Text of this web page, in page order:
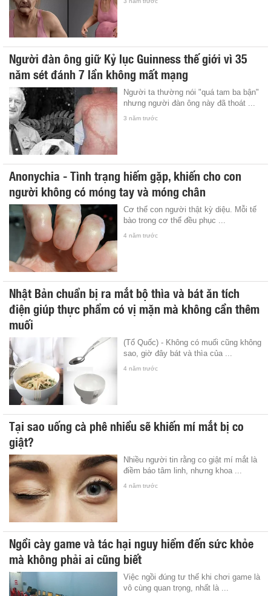
Người đàn ông giữ Kỷ lục Guinness thế giới vì 35
năm sét đánh 7 lần không mất mạng
Người ta thường nói "quá tam ba bận"
nhưng người đàn ông này đã thoát ...
3 năm trước
Anonychia - Tình trạng hiếm gặp, khiến cho con
người không có móng tay và móng chân
Cơ thể con người thật kỳ diệu. Mỗi tế
bào trong cơ thể đều phục ...
4 năm trước
Nhật Bản chuẩn bị ra mắt bộ thìa và bát ăn tích
điện giúp thực phẩm có vị mặn mà không cần thêm
muối
(Tổ Quốc) - Không có muối cũng không
sao, giờ đây bát và thìa của ...
4 năm trước
Tại sao uống cà phê nhiều sẽ khiến mí mắt bị co
giật?
Nhiều người tin rằng co giật mí mắt là
điềm báo tâm linh, nhưng khoa ...
4 năm trước
Ngồi cày game và tác hại nguy hiểm đến sức khỏe
mà không phải ai cũng biết
Việc ngồi đúng tư thế khi chơi game là
vô cùng quan trọng, nhất là ...